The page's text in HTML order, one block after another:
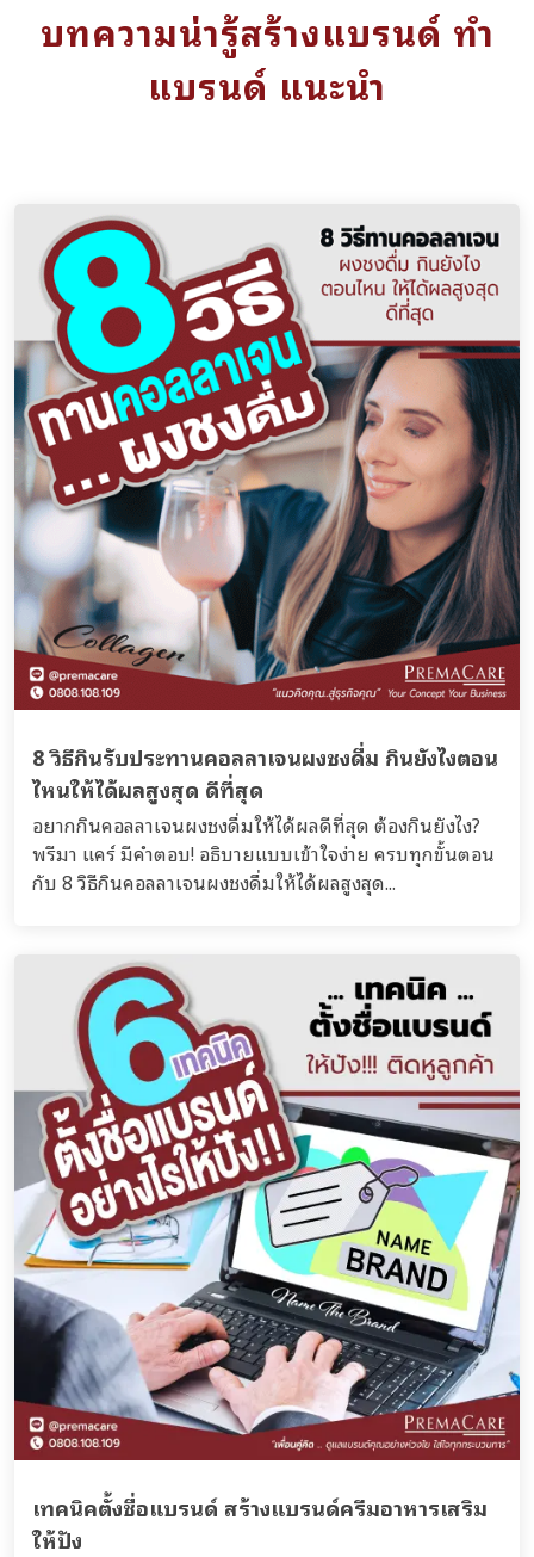
บทความน่ารู้สร้างแบรนด์ ทำ
แบรนด์ แนะนำ
8 วิธีกินรับประทานคอลลาเจนผงชงดื่ม กินยังไงตอน
ไหนให้ได้ผลสูงสุด ดีที่สุด
อยากกินคอลลาเจนผงชงดื่มให้ได้ผลดีที่สุด ต้องกินยังไง?
พรีมา แคร์ มีคำตอบ! อธิบายแบบเข้าใจง่าย ครบทุกขั้นตอน
กับ 8 วิธีกินคอลลาเจนผงชงดื่มให้ได้ผลสูงสุด...
เทคนิคตั้งชื่อแบรนด์ สร้างแบรนด์ครีมอาหารเสริม
ให้ปัง